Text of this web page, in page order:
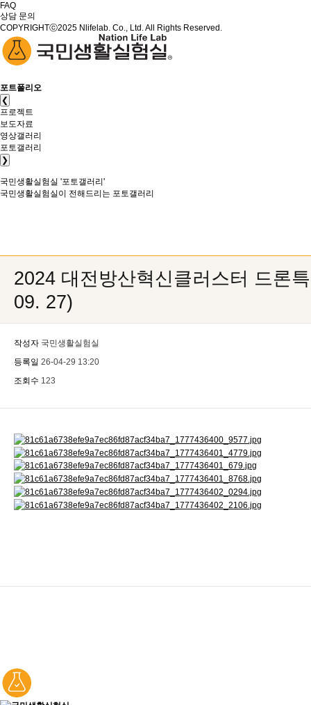
FAQ
상담 문의
COPYRIGHTⓒ2025 Nlifelab. Co., Ltd. All Rights Reserved.
포트폴리오
❮
프로젝트
보도자료
영상갤러리
포토갤러리
❯
국민생활실험실 '포토갤러리'
국민생활실험실이 전해드리는 포토갤러리
2024 대전방산혁신클러스터 드론
09. 27)
작성자 국민생활실험실
등록일 26-04-29 13:20
조회수 123